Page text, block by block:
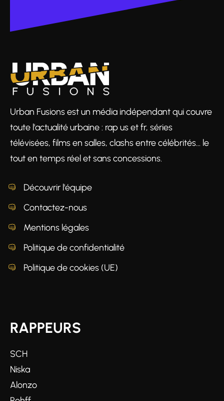
Urban Fusions est un média indépendant qui couvre
toute l'actualité urbaine : rap us et fr, séries
télévisées, films en salles, clashs entre célébrités… le
tout en temps réel et sans concessions.
Découvrir l'équipe
Contactez-nous
Mentions légales
Politique de confidentialité
Politique de cookies (UE)
RAPPEURS
SCH
Niska
Alonzo